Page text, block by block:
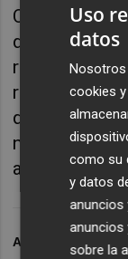
CSIF ha
departamento
rectifique,
refuerzo que
que
no puede
asegurado.
ARCHIVADO EN
Uso
datos
cookies
como su
y datos
anuncios
anuncios
sobre la